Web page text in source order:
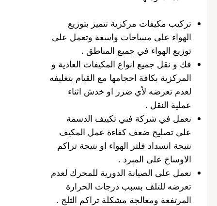
تركيب مكيفات مركزية تتميز بتوزيع
الهواء على مساحات واسعة وتعمل على
توزيع الهواء في جميع المناطق .
فك و نقل جميع انواع المكيفات العادية و
المركزية بكافة احجامها مع القيام بتغليفه
لعدم تعرضه لأي ضرر او خدش اثناء
عملية النقل .
نعمل في شركة فني تكييف الدسمة
على تصليح ضعف كفاءة عمل المكيف
نتيجة انسداد فلتر الهواء او نتيجة تراكم
الاوساخ على المبرد .
نعمل على الصيانة الدورية للمحرك لعدم
تعرضه للتلف بسبب درجات الحرارة
المرتفعة ومعالجة مشكلة تراكم الثلج .